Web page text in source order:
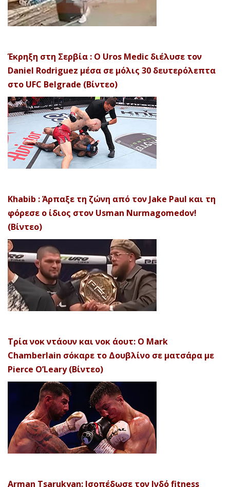
Έκρηξη στη Σερβία : Ο Uros Medic διέλυσε τον
Daniel Rodriguez μέσα σε μόλις 30 δευτερόλεπτα
στο UFC Belgrade (Βίντεο)
Khabib : Άρπαξε τη ζώνη από τον Jake Paul και τη
φόρεσε ο ίδιος στον Usman Nurmagomedov!
(Βίντεο)
Τρία νοκ ντάουν και νοκ άουτ: Ο Mark
Chamberlain σόκαρε το Δουβλίνο σε ματσάρα με
Pierce O’Leary (Βίντεο)
Arman Tsarukyan: Ισοπέδωσε τον Ινδό fitness